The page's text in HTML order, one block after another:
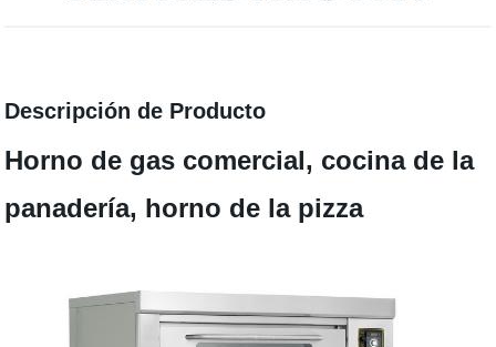
Descripción de Producto
Horno de gas comercial, cocina de la
panadería, horno de la pizza